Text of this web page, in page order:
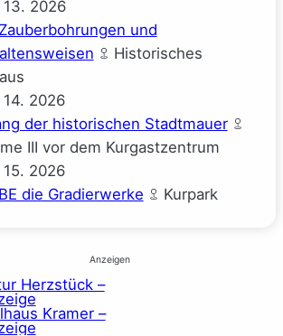
13. 2026
und
Historisches
14. 2026
der historischen Stadtmauer
III vor dem Kurgastzentrum
15. 2026
die Gradierwerke
Kurpark
Anzeigen